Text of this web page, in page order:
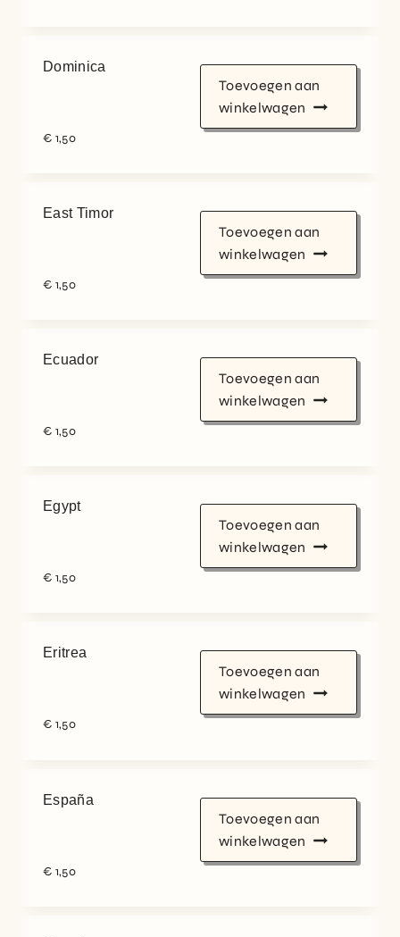
Dominica
€ 1,50
Toevoegen aan
winkelwagen
East Timor
€ 1,50
Toevoegen aan
winkelwagen
Ecuador
€ 1,50
Toevoegen aan
winkelwagen
Egypt
€ 1,50
Toevoegen aan
winkelwagen
Eritrea
€ 1,50
Toevoegen aan
winkelwagen
España
€ 1,50
Toevoegen aan
winkelwagen